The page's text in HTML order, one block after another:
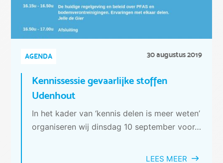
AGENDA 30 augustus 2019
Kennissessie gevaarlijke stoffen
Udenhout
In het kader van ‘kennis delen is meer weten’
organiseren wij dinsdag 10 september voor…
LEES MEER